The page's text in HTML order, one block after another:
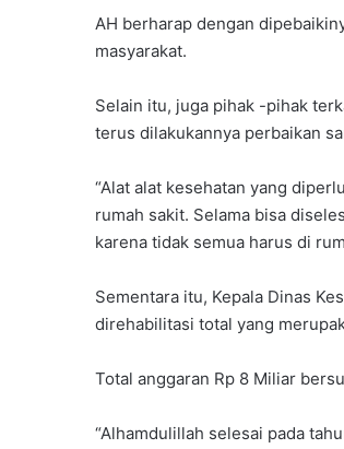
AH berharap dengan
masyarakat.
Selain itu, juga pihak -pihak
terus dilakukannya perbaikan
“Alat alat kesehatan yang
rumah sakit. Selama bisa
karena tidak semua harus di
Sementara itu, Kepala Dinas
direhabilitasi total yang
Total anggaran Rp 8 Miliar
“Alhamdulillah selesai pada